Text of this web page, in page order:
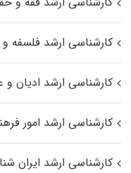
کارشناسی ارشد فلسفه و
کارشناسی ارشد ادیان
کارشناسی ارشد امور
کارشناسی ارشد ایران